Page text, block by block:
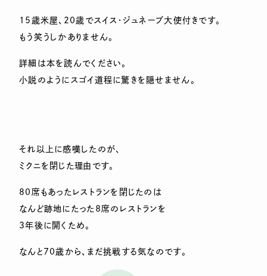
15歳米屋、20歳でスイス・ジュネーブ大使付きです。
もう笑うしかありません。
詳細は本を読んでください。
小説のようにスゴイ道程に驚きを隠せません。
それ以上に感嘆したのが、
ミクニを閉じた理由です。
80席もあったレストランを閉じたのは
なんど跡地にたった8席のレストランを
3年後に開くため。
なんと70歳から、まだ挑戦する気なのです。